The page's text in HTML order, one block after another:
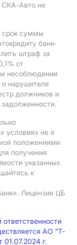
СКА-Авто не
срок суммы
банк-
штраф за
от
несоблюдении
о нарушителе
должников и
задолженности.
условиях не я
положениями
получения
указанных
к
Лицензия ЦБ
АО "Т-
г.